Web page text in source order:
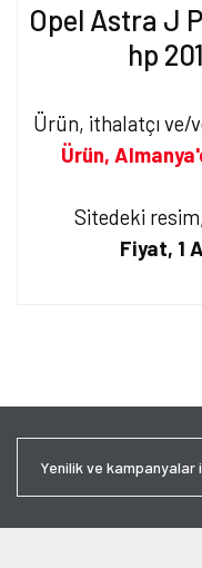
Opel Astra J
hp
Ürün, ithalatçı ve/
Ürün,
Sitedeki
Fiyat, 1
Ürün açıklamasında